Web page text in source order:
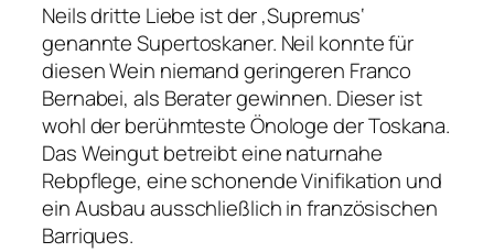
Neils dritte Liebe ist der ‚Supremus‘
genannte Supertoskaner. Neil konnte für
diesen Wein niemand geringeren Franco
Bernabei, als Berater gewinnen. Dieser ist
wohl der berühmteste Önologe der Toskana.
Das Weingut betreibt eine naturnahe
Rebpflege, eine schonende Vinifikation und
ein Ausbau ausschließlich in französischen
Barriques.